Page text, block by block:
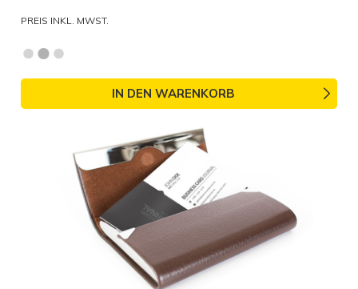
PREIS INKL. MWST.
IN DEN WARENKORB